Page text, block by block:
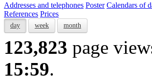
Addresses and telephones Poster Calendars of
References Prices
day week month
123,823 page
15:59.